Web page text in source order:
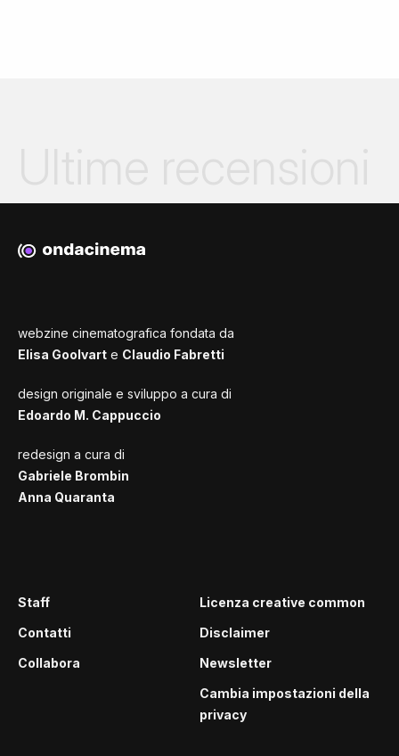
webzine cinematografica fondata da
Elisa Goolvart e Claudio Fabretti
design originale e sviluppo a cura di
Edoardo M. Cappuccio
redesign a cura di
Gabriele Brombin
Anna Quaranta
Staff
Contatti
Collabora
Licenza creative common
Disclaimer
Newsletter
Cambia impostazioni della
privacy